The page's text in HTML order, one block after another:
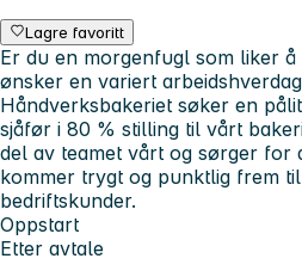
Lagre favoritt
Er du en morgenfugl som liker
ønsker en variert
Håndverksbakeriet søker en
sjåfør i 80 % stilling til vårt
del av teamet vårt og sørger for
kommer trygt og punktlig frem
bedriftskunder.
Oppstart
Etter avtale